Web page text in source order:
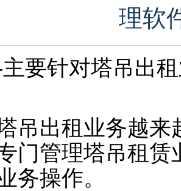
理软
要针对塔吊出
吊出租业务越
门管理塔吊租
务操作。